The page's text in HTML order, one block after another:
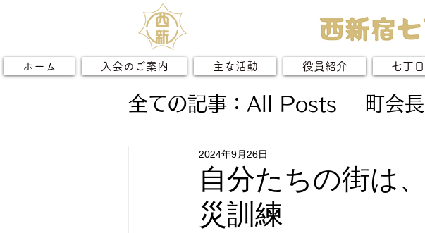
ホーム 入会のご案内 主な活動 役員紹介 七丁
全ての記事：All Posts 町会
自分たちの街は
災訓練
2024年9月26日